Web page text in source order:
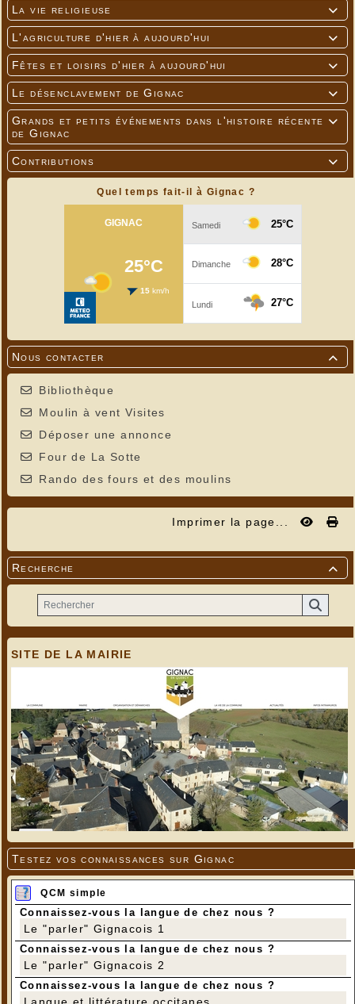

La vie religieuse

L'agriculture d'hier à aujourd'hui

Fêtes et loisirs d'hier à aujourd'hui

Le désenclavement de Gignac

Grands et petits événements dans l'histoire récente
de Gignac

Contributions
Quel temps fait-il à Gignac ?

Nous contacter
Bibliothèque
Moulin à vent Visites
Déposer une annonce
Four de La Sotte
Rando des fours et des moulins
Imprimer la page...

Recherche
SITE DE LA MAIRIE
Testez vos connaissances sur Gignac
QCM simple
Connaissez-vous la langue de chez nous ?
Le "parler" Gignacois 1
Connaissez-vous la langue de chez nous ?
Le "parler" Gignacois 2
Connaissez-vous la langue de chez nous ?